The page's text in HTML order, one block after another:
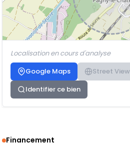
Localisation en cours d'analyse
Google Maps
Street View
Identifier ce bien
Financement